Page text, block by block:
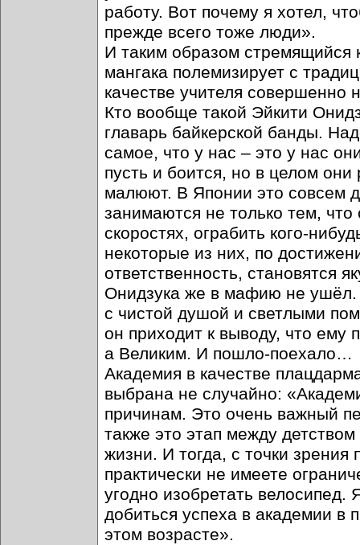
работу. Вот почему я хотел,
прежде всего тоже люди».
И таким образом стремящийся
мангака полемизирует с
качестве учителя совершенно
Кто вообще такой Эйкити
главарь байкерской банды.
самое, что у нас – это у нас
пусть и боится, но в целом
малюют. В Японии это совсем
занимаются не только тем, что
скоростях, ограбить кого-
некоторые из них, по
ответственность, становятся
Онидзука же в мафию не ушёл.
с чистой душой и светлыми
он приходит к выводу, что ему
а Великим. И пошло-поехало…
Академия в качестве
выбрана не случайно:
причинам. Это очень важный
также это этап между
жизни. И тогда, с точки
практически не имеете
угодно изобретать
добиться успеха в академии в
этом возрасте».